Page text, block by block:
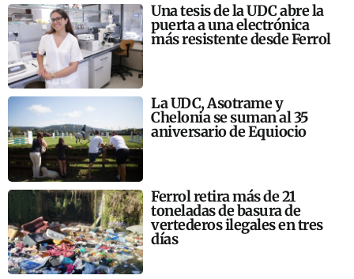
Una tesis de la UDC abre la
puerta a una electrónica
más resistente desde Ferrol
La UDC, Asotrame y
Chelonia se suman al 35
aniversario de Equiocio
Ferrol retira más de 21
toneladas de basura de
vertederos ilegales en tres
días